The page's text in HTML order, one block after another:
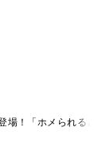
場！「ホメられ